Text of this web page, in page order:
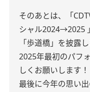
そのあとは、
「
シャル2024→2025
「歩道橋」を披露
2025年最初のパフ
しくお願いします！
最後に今年の思い